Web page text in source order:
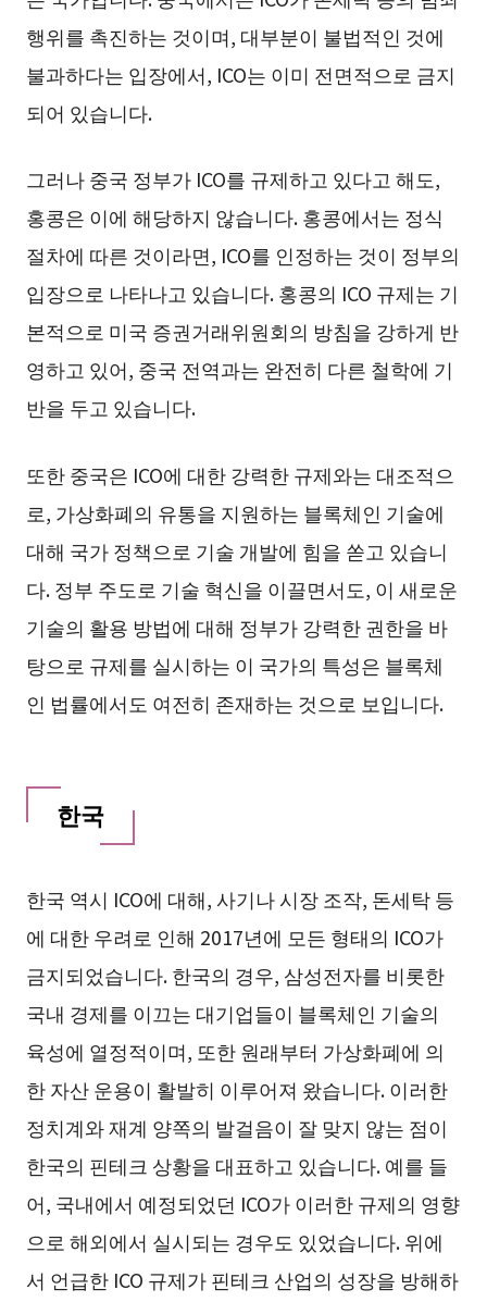
행위를 촉진하는 것이며, 대부분이 불법적인 것에
불과하다는 입장에서, ICO는 이미 전면적으로 금지
되어 있습니다.
그러나 중국 정부가 ICO를 규제하고 있다고 해도,
홍콩은 이에 해당하지 않습니다. 홍콩에서는 정식
절차에 따른 것이라면, ICO를 인정하는 것이 정부의
입장으로 나타나고 있습니다. 홍콩의 ICO 규제는 기
본적으로 미국 증권거래위원회의 방침을 강하게 반
영하고 있어, 중국 전역과는 완전히 다른 철학에 기
반을 두고 있습니다.
또한 중국은 ICO에 대한 강력한 규제와는 대조적으
로, 가상화폐의 유통을 지원하는 블록체인 기술에
대해 국가 정책으로 기술 개발에 힘을 쏟고 있습니
다. 정부 주도로 기술 혁신을 이끌면서도, 이 새로운
기술의 활용 방법에 대해 정부가 강력한 권한을 바
탕으로 규제를 실시하는 이 국가의 특성은 블록체
인 법률에서도 여전히 존재하는 것으로 보입니다.
한국
한국 역시 ICO에 대해, 사기나 시장 조작, 돈세탁 등
에 대한 우려로 인해 2017년에 모든 형태의 ICO가
금지되었습니다. 한국의 경우, 삼성전자를 비롯한
국내 경제를 이끄는 대기업들이 블록체인 기술의
육성에 열정적이며, 또한 원래부터 가상화폐에 의
한 자산 운용이 활발히 이루어져 왔습니다. 이러한
정치계와 재계 양쪽의 발걸음이 잘 맞지 않는 점이
한국의 핀테크 상황을 대표하고 있습니다. 예를 들
어, 국내에서 예정되었던 ICO가 이러한 규제의 영향
으로 해외에서 실시되는 경우도 있었습니다. 위에
서 언급한 ICO 규제가 핀테크 산업의 성장을 방해하